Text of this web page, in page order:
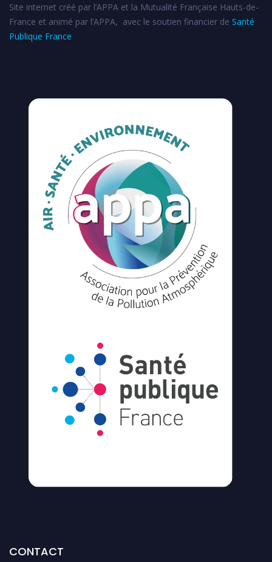
Site internet créé par l’APPA et la Mutualité Française Hauts-de-
France et animé par l’APPA, avec le soutien financier de Santé
Publique France
CONTACT